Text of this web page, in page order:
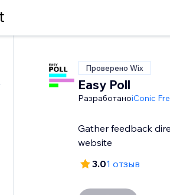
Проверено Wix
Easy Poll
РазработаноiConic
Gather feedback
website
3.01 отзыв